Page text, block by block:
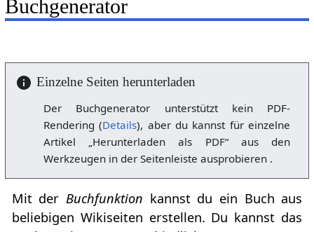
Buchgenerator
Einzelne Seiten herunterladen
Der Buchgenerator unterstützt kein PDF-
Rendering (Details), aber du kannst für einzelne
Artikel „Herunterladen als PDF“ aus den
Werkzeugen in der Seitenleiste ausprobieren .
Mit derBuchfunktion kannst du ein Buch aus
beliebigen Wikiseiten erstellen. Du kannst das